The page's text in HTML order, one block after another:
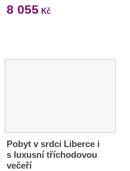
8 055 Kč
Pobyt v srdci Liberce i
s luxusní tříchodovou
večeří